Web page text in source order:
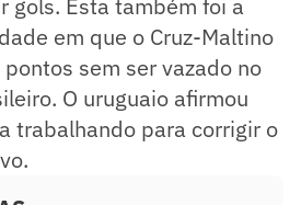
em que o Cruz-Maltino
sem ser vazado no
O uruguaio afirmou
trabalhando para corrigir o